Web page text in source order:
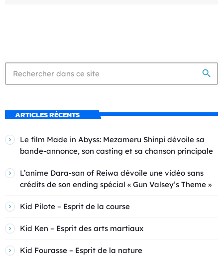
search
ARTICLES RÉCENTS
Le film Made in Abyss: Mezameru Shinpi dévoile sa
bande-annonce, son casting et sa chanson principale
L’anime Dara-san of Reiwa dévoile une vidéo sans
crédits de son ending spécial « Gun Valsey’s Theme »
Kid Pilote – Esprit de la course
Kid Ken – Esprit des arts martiaux
Kid Fourasse – Esprit de la nature